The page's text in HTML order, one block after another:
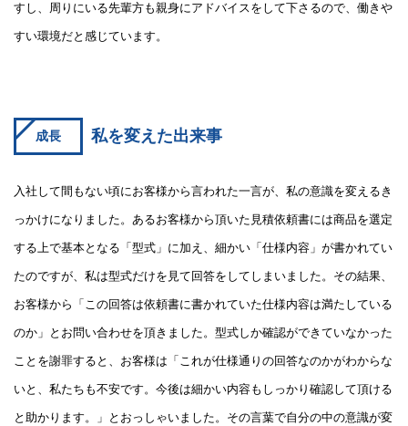
すし、周りにいる先輩方も親身にアドバイスをして下さるので、働きや
すい環境だと感じています。
成長 私を変えた出来事
入社して間もない頃にお客様から言われた一言が、私の意識を変えるき
っかけになりました。あるお客様から頂いた見積依頼書には商品を選定
する上で基本となる「型式」に加え、細かい「仕様内容」が書かれてい
たのですが、私は型式だけを見て回答をしてしまいました。その結果、
お客様から「この回答は依頼書に書かれていた仕様内容は満たしている
のか」とお問い合わせを頂きました。型式しか確認ができていなかった
ことを謝罪すると、お客様は「これが仕様通りの回答なのかがわからな
いと、私たちも不安です。今後は細かい内容もしっかり確認して頂ける
と助かります。」とおっしゃいました。その言葉で自分の中の意識が変